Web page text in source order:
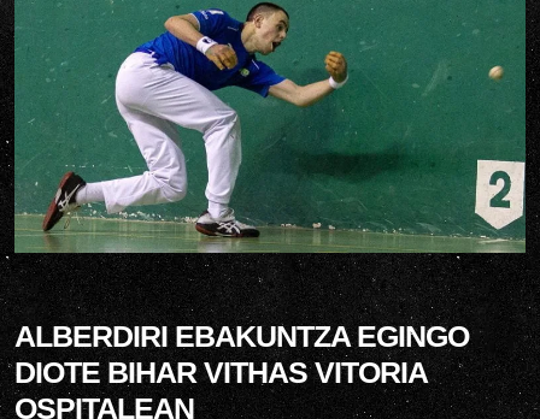
ALBERDIRI EBAKUNTZA EGINGO
DIOTE BIHAR VITHAS VITORIA
OSPITALEAN